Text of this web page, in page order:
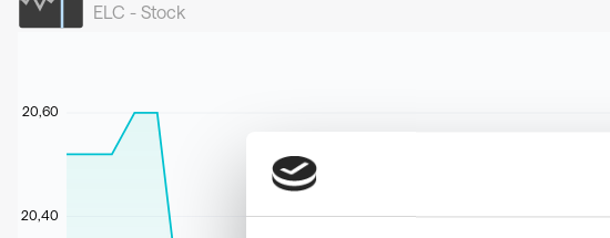
ELC - Stock
20,40
20,60